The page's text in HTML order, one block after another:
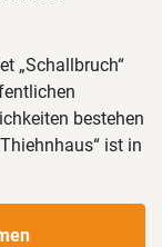
„Schallbruch“
bestehen
ist in